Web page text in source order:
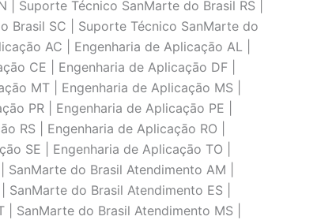
Suporte Técnico SanMarte do Brasil RS |
Brasil SC | Suporte Técnico SanMarte do
AC | Engenharia de Aplicaçāo AL |
CE | Engenharia de Aplicaçāo DF |
MT | Engenharia de Aplicaçāo MS |
PR | Engenharia de Aplicaçāo PE |
RS | Engenharia de Aplicaçāo RO |
SE | Engenharia de Aplicaçāo TO |
do Brasil Atendimento AM |
do Brasil Atendimento ES |
SanMarte do Brasil Atendimento MS |